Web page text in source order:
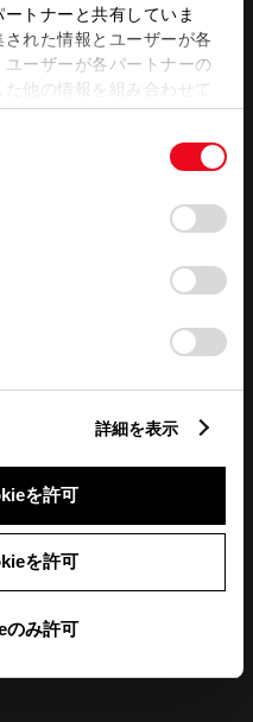
トナーと共有していま
れた情報とユーザーが各
ーザーが各パートナーの
他の情報を組み合わせて
サイトの使用を続行する
ー)が保存されることに同
ッキー)のオプトアウト、
るにあたっては、当社の
いについて
」をご覧くだ
詳細を表示
を許可
を許可
のみ許可
この販売店のウェブサイトはこちら